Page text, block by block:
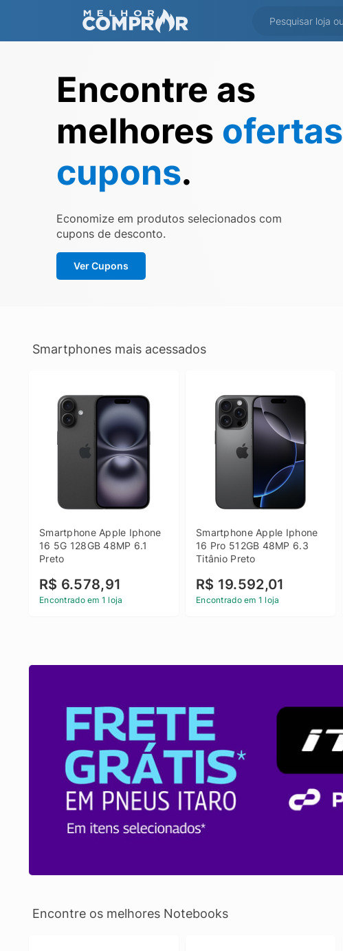
Encontre as
melhores ofertas
cupons.
Economize em produtos selecionados com
cupons de desconto.
Ver Cupons
Smartphones mais acessados
Smartphone Apple Iphone
16 5G 128GB 48MP 6.1
Preto
R$ 6.578,91
Encontrado em 1 loja
Smartphone Apple Iphone
16 Pro 512GB 48MP 6.3
Titânio Preto
R$ 19.592,01
Encontrado em 1 loja
Encontre os melhores Notebooks